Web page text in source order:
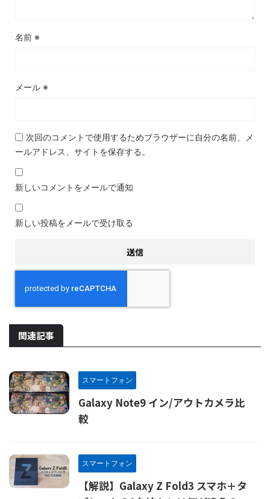
名前 ※
メール ※
次回のコメントで使用するためブラウザーに自分の名前、メ
ールアドレス、サイトを保存する。
新しいコメントをメールで通知
新しい投稿をメールで受け取る
関連記事
スマートフォン
Galaxy Note9 イン/アウトカメラ比
較
スマートフォン
【解説】Galaxy Z Fold3 スマホ＋タ